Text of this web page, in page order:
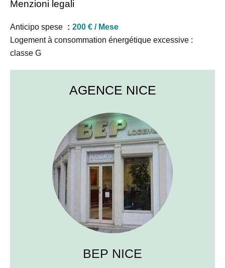
Menzioni legali
Anticipo spese
200 € / Mese
Logement à consommation énergétique excessive :
classe G
AGENCE NICE
BEP NICE